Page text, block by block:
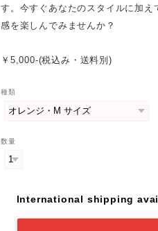
す。今すぐあなたのスタイルに加え
感を楽しんでみませんか？
￥5,000-(税込み・送料別)
種類
数量
International shipping